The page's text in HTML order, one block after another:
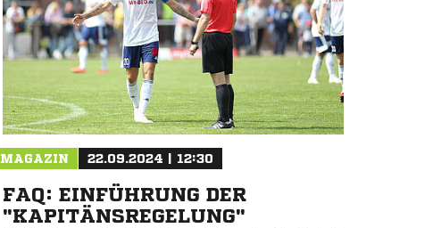
MAGAZIN 22.09.2024 | 12:30
FAQ: EINFÜHRUNG DER
"KAPITÄNSREGELUNG"